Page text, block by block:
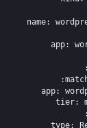
name:
app:
:
:
app:
tier:
:
type: